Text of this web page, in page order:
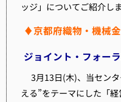
ッジ」についてご紹介し
♦京都府織物・機械
ジョイント・フォー
3月13日(木)、当センタ
える”をテーマにした「